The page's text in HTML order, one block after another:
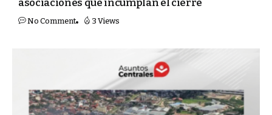
asociaciones que incumplan el cierre
No Comment 3 Views